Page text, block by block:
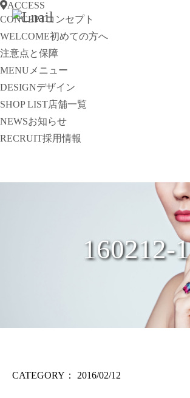
ACCESS
CONCEPTコンセプト
WELCOME初めての方へ
注意点と保障
MENU メニュー
DESIGNデザイン
SHOP LIST店舗一覧
NEWSお知らせ
RECRUIT採用情報
160212-1
CATEGORY： 2016/02/12